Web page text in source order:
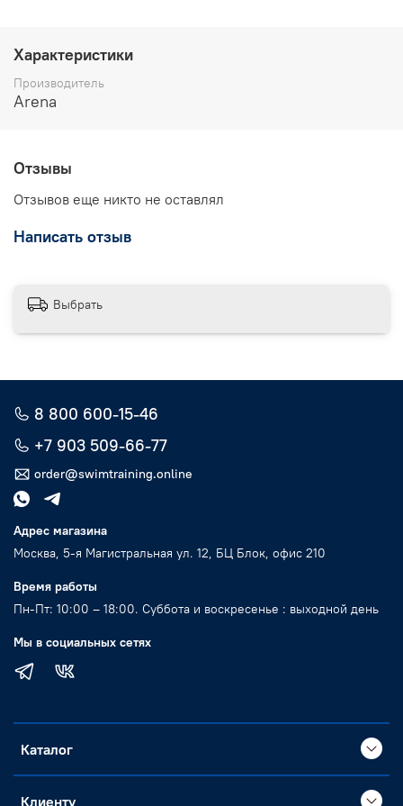
Характеристики
Производитель
Arena
Отзывы
Отзывов еще никто не оставлял
Написать отзыв
Выбрать
8 800 600-15-46
+7 903 509-66-77
order@swimtraining.online
Адрес магазина
Москва, 5-я Магистральная ул. 12, БЦ Блок, офис 210
Время работы
Пн-Пт: 10:00 – 18:00. Суббота и воскресенье : выходной день
Мы в социальных сетях
Каталог
Клиенту